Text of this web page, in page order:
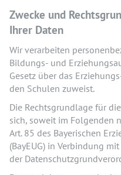
Zwecke und
Ihrer Daten
Wir verarbeiten
Bildungs- und
Gesetz über das
den Schulen zuweist.
Die Rechtsgrundlage für
sich, soweit im Folgenden
Art. 85 des Bayerischen
(BayEUG) in Verbindung
der